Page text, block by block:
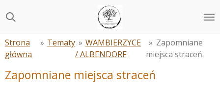
do
treści
Strona
główna
» Tematy » WAMBIERZYCE
/ ALBENDORF
» Zapomniane
miejsca straceń.
Zapomniane miejsca straceń